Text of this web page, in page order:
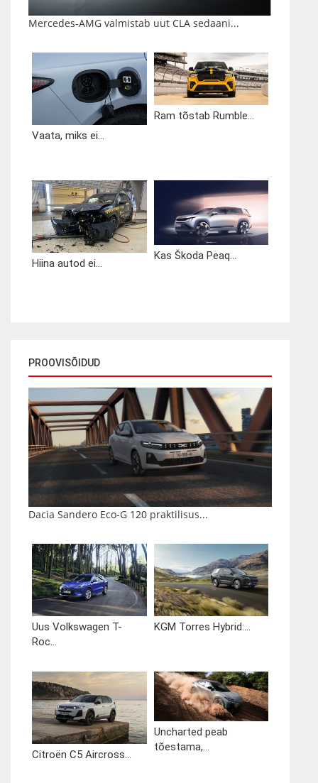
Mercedes-AMG valmistab uut CLA sedaani...
Vaata, miks ei...
Ram tõstab Rumble...
Hiina autod ei...
Kas Škoda Peaq...
PROOVISÕIDUD
Dacia Sandero Eco-G 120 praktilisus...
Uus Volkswagen T-
Roc...
KGM Torres Hybrid:...
Citroën C5 Aircross...
Uncharted peab
tõestama,...